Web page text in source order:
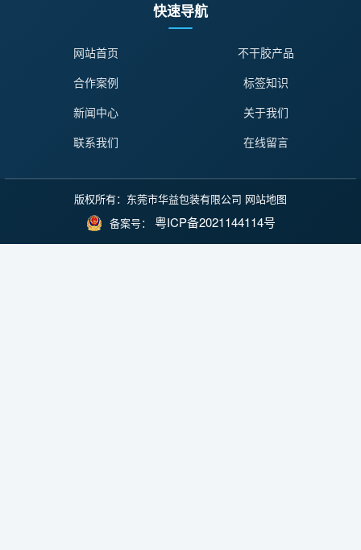
快速导航
网站首页
不干胶产品
合作案例
标签知识
新闻中心
关于我们
联系我们
在线留言
版权所有：东莞市华益包装有限公司 网站地图
备案号： 粤ICP备2021144114号